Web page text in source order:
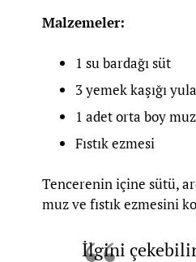
Malzemeler:
1 su bardağı süt
3 yemek kaşığı
1 adet orta boy muz
Fıstık ezmesi
Tencerenin içine sütü,
muz ve fıstık ezmesini
İlgini